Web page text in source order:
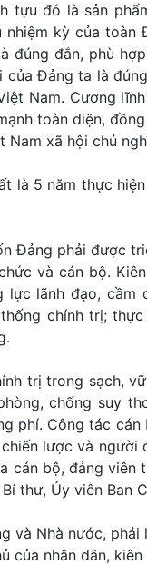
tựu đó là sản
nhiệm kỳ của
đúng đắn, phù
Đảng ta là
Nam. Cương
toàn diện,
xã hội chủ
là 5 năm thực
Đảng phải được
và cán bộ.
lực lãnh đạo,
chính trị;
trị trong sạch,
chống suy
phí. Công tác
lược và
cán bộ, đảng
thư, Ủy viên Ban
và Nhà nước,
của nhân dân,